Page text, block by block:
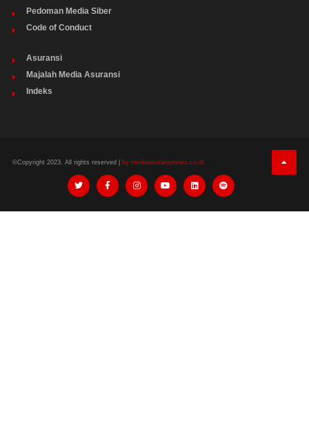
Pedoman Media Siber
Code of Conduct
Asuransi
Majalah Media Asuransi
Indeks
©Copyright 2023. All rights reserved | by mediaasuransinews.co.id.